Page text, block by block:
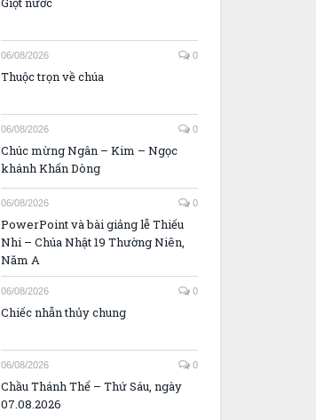
06/08/2026 0
Thuộc trọn về chúa
06/08/2026 0
Chúc mừng Ngân – Kim – Ngọc
khánh Khấn Dòng
06/08/2026 0
PowerPoint và bài giảng lễ Thiếu
Nhi – Chúa Nhật 19 Thường Niên,
Năm A
06/08/2026 0
Chiếc nhẫn thủy chung
06/08/2026 0
Chầu Thánh Thể – Thứ Sáu, ngày
07.08.2026